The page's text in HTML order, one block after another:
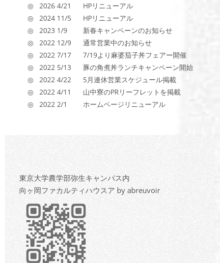
◎ 2026 4/21
HPリニューアル
◎ 2024 11/5
HPリニューアル
◎ 2023 1/9
新春キャンペーンのお知らせ
◎ 2022 12/9
通常営業中のお知らせ
◎ 2022 7/17
7/19より麻婆茄子丼フェアー開催
◎ 2022 5/13
豚の角煮丼ランチキャンペーン開始
◎ 2022 4/22
5月連休営業スケジュール掲載
◎ 2022 4/11
山中寮のPRリーフレットを掲載
◎ 2022 2/1
ホームページリニューアル
東京大学農学部弥生キャンパス内
向ヶ岡ファカルティハウスア by abreuvoir